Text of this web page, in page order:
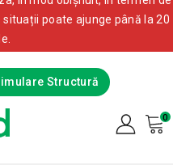
poate ajunge până la 20
Structură
0